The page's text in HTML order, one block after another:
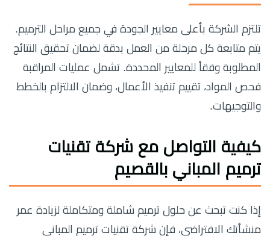
تلتزم الشركة بأعلى معايير الجودة في جميع مراحل الترميم.
يتم متابعة كل مرحلة من العمل بدقة لضمان تحقيق النتائج
المطلوبة وفقاً للمعايير المحددة. تشمل عمليات المراقبة
فحص المواد، تقييم تنفيذ الأعمال، وضمان الالتزام بالخطط
والتوجيهات.
كيفية التواصل مع شركة تقنيات
ترميم المباني بالقصيم
إذا كنت تبحث عن حلول ترميم شاملة ومتكاملة لزيادة عمر
منشأتك الافتراضي، فإن شركة تقنيات ترميم المباني